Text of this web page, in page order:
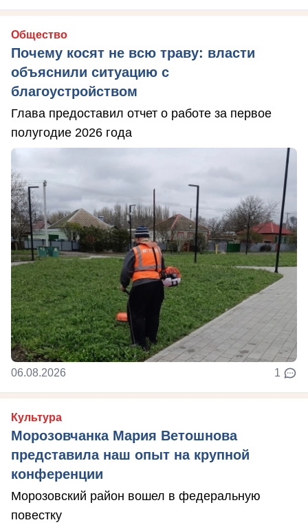
Общество
Почему косят не всю траву: власти
объяснили ситуацию с
благоустройством
Глава предоставил отчет о работе за первое
полугодие 2026 года
06.08.2026 1
Культура
Морозовчанка Мария Ветошнова
представила наш опыт на крупной
конференции
Морозовский район вошел в федеральную
повестку